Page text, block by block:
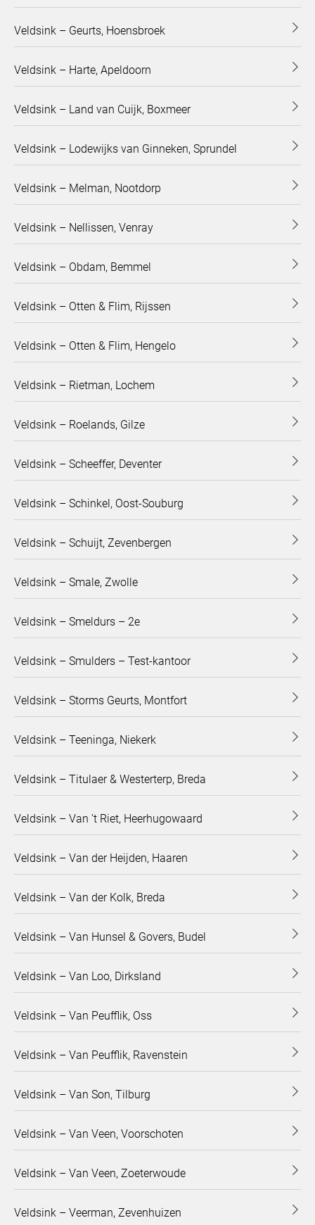
Veldsink – Geurts, Hoensbroek
Veldsink – Harte, Apeldoorn
Veldsink – Land van Cuijk, Boxmeer
Veldsink – Lodewijks van Ginneken, Sprundel
Veldsink – Melman, Nootdorp
Veldsink – Nellissen, Venray
Veldsink – Obdam, Bemmel
Veldsink – Otten & Flim, Rijssen
Veldsink – Otten & Flim, Hengelo
Veldsink – Rietman, Lochem
Veldsink – Roelands, Gilze
Veldsink – Scheeffer, Deventer
Veldsink – Schinkel, Oost-Souburg
Veldsink – Schuijt, Zevenbergen
Veldsink – Smale, Zwolle
Veldsink – Smeldurs – 2e
Veldsink – Smulders – Test-kantoor
Veldsink – Storms Geurts, Montfort
Veldsink – Teeninga, Niekerk
Veldsink – Titulaer & Westerterp, Breda
Veldsink – Van ’t Riet, Heerhugowaard
Veldsink – Van der Heijden, Haaren
Veldsink – Van der Kolk, Breda
Veldsink – Van Hunsel & Govers, Budel
Veldsink – Van Loo, Dirksland
Veldsink – Van Peufflik, Oss
Veldsink – Van Peufflik, Ravenstein
Veldsink – Van Son, Tilburg
Veldsink – Van Veen, Voorschoten
Veldsink – Van Veen, Zoeterwoude
Veldsink – Veerman, Zevenhuizen